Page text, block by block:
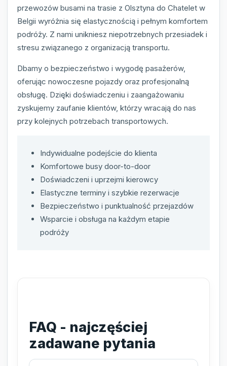
przewozów busami na trasie z Olsztyna do Chatelet w
Belgii wyróżnia się elastycznością i pełnym komfortem
podróży. Z nami unikniesz niepotrzebnych przesiadek i
stresu związanego z organizacją transportu.
Dbamy o bezpieczeństwo i wygodę pasażerów,
oferując nowoczesne pojazdy oraz profesjonalną
obsługę. Dzięki doświadczeniu i zaangażowaniu
zyskujemy zaufanie klientów, którzy wracają do nas
przy kolejnych potrzebach transportowych.
Indywidualne podejście do klienta
Komfortowe busy door-to-door
Doświadczeni i uprzejmi kierowcy
Elastyczne terminy i szybkie rezerwacje
Bezpieczeństwo i punktualność przejazdów
Wsparcie i obsługa na każdym etapie
podróży
FAQ - najczęściej
zadawane pytania